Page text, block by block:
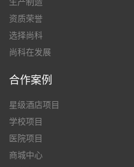
生产制造
资质荣誉
选择尚科
尚科在发展
合作案例
星级酒店项目
学校项目
医院项目
商城中心